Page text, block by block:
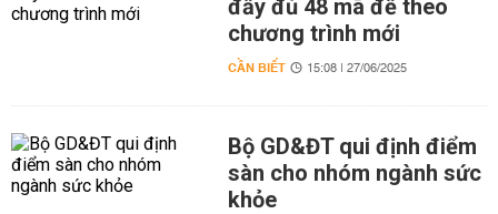
đầy đủ 48 mã đề theo
chương trình mới
CẦN BIẾT 15:08 | 27/06/2025
Bộ GD&ĐT qui định điểm
sàn cho nhóm ngành sức
khỏe